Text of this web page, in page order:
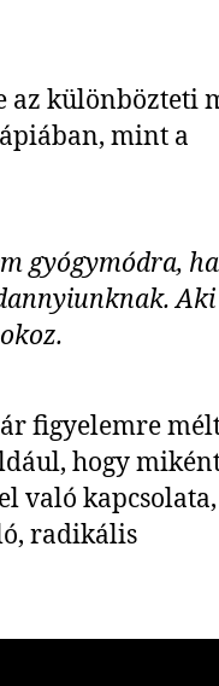
az különbözteti
mint a
gyógymódra,
figyelemre
hogy
való kapcsolata,
radikális